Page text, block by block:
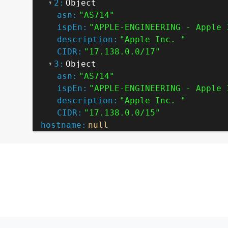
2: Object
asn: "AS714"
ispEn: "APPLE-ENGINEERING -
description: "Apple Inc. "
CIDR: "17.138.0.0/17"
3: Object
asn: "AS714"
ispEn: "APPLE-ENGINEERING -
description: "Apple Inc. "
CIDR: "17.138.0.0/15"
hostname: null